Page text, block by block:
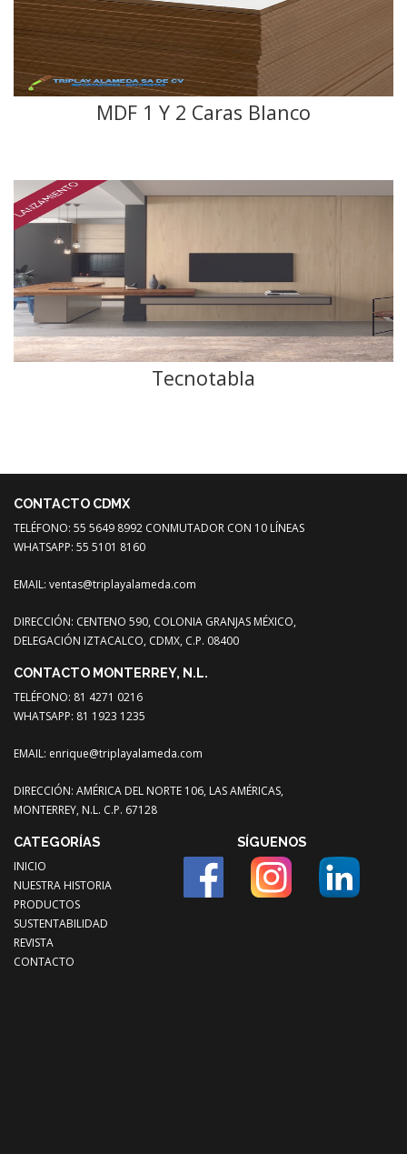
MDF 1 Y 2 Caras Blanco
Tecnotabla
CONTACTO CDMX
TELÉFONO: 55 5649 8992 CONMUTADOR CON 10 LÍNEAS
WHATSAPP: 55 5101 8160
EMAIL: ventas@triplayalameda.com
DIRECCIÓN: CENTENO 590, COLONIA GRANJAS MÉXICO,
DELEGACIÓN IZTACALCO, CDMX, C.P. 08400
CONTACTO MONTERREY, N.L.
TELÉFONO: 81 4271 0216
WHATSAPP: 81 1923 1235
EMAIL: enrique@triplayalameda.com
DIRECCIÓN: AMÉRICA DEL NORTE 106, LAS AMÉRICAS,
MONTERREY, N.L. C.P. 67128
CATEGORÍAS
INICIO
NUESTRA HISTORIA
PRODUCTOS
SUSTENTABILIDAD
REVISTA
CONTACTO
SÍGUENOS